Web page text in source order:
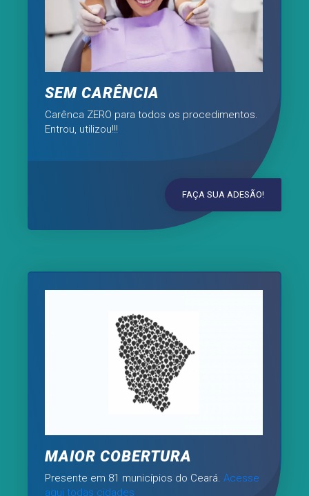
SEM CARÊNCIA
Carênca ZERO para todos os procedimentos.
Entrou, utilizou!!!
FAÇA SUA ADESÃO!
MAIOR COBERTURA
Presente em 81 municípios do Ceará. Acesse
aqui todas cidades